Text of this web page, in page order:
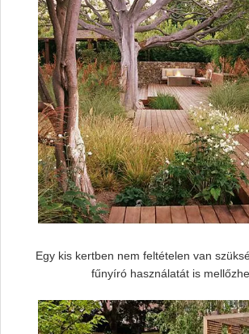
Egy kis kertben nem feltételen van
fűnyíró használatát is